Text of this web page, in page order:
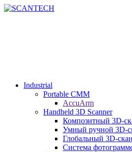
Industrial
Portable CMM
AccuArm
Handheld 3D Scanner
Композитный 3D-
Умный ручной 3D-
Глобальный 3D-
Система